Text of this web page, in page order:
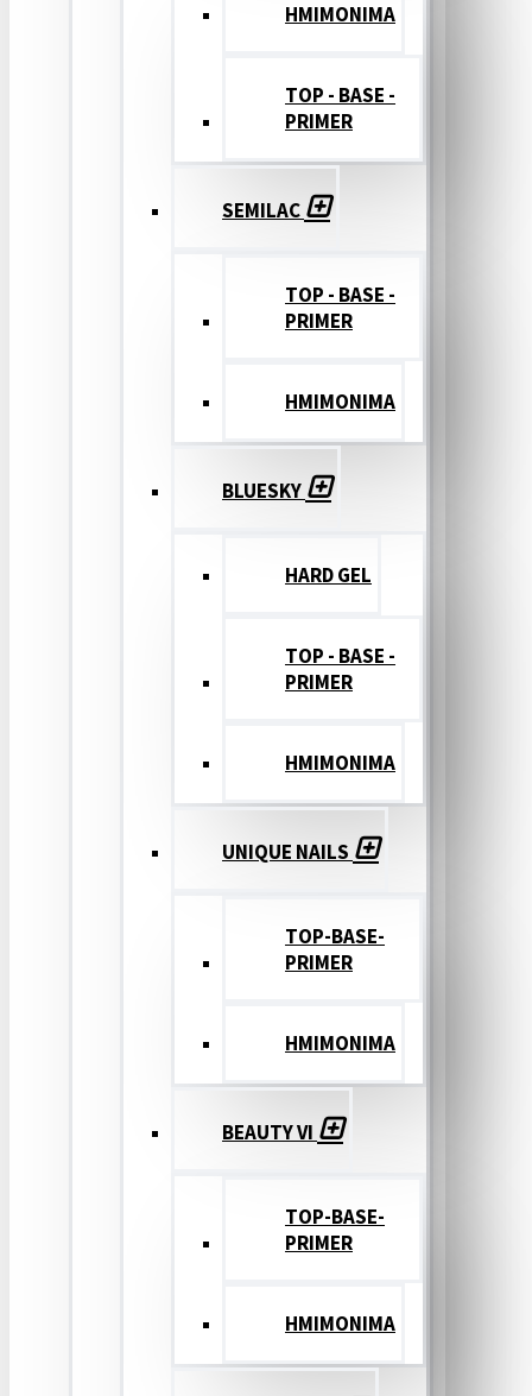
HMIMONIMA
TOP - BASE -
PRIMER
SEMILAC
TOP - BASE -
PRIMER
ΗΜΙΜΟΝΙΜΑ
BLUESKY
HARD GEL
TOP - BASE -
PRIMER
ΗΜΙΜΟΝΙΜΑ
UNIQUE NAILS
TOP-BASE-
PRIMER
ΗΜΙΜΟΝΙΜΑ
BEAUTY VI
TOP-BASE-
PRIMER
ΗΜΙΜΟΝΙΜΑ